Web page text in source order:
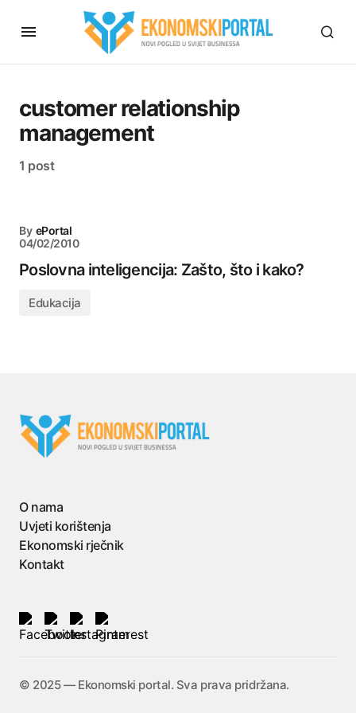
customer relationship
management
1 post
By ePortal
04/02/2010
Poslovna inteligencija: Zašto, što i kako?
Edukacija
O nama
Uvjeti korištenja
Ekonomski rječnik
Kontakt
©️ 2025 — Ekonomski portal. Sva prava pridržana.